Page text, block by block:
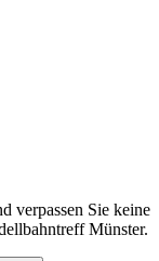
verpassen Sie keine
Münster.